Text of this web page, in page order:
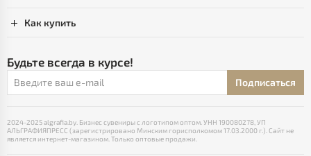
Как купить
Будьте всегда в курсе!
Подписаться
2024-2025 algrafia.by. Бизнес сувениры с логотипом оптом. УНН 190080278, УП
АЛЬГРАФИЯПРЕСС (зарегистрировано Минским горисполкомом 17.03.2000 г.). Сайт не
является интернет-магазином. Только оптовые продажи.